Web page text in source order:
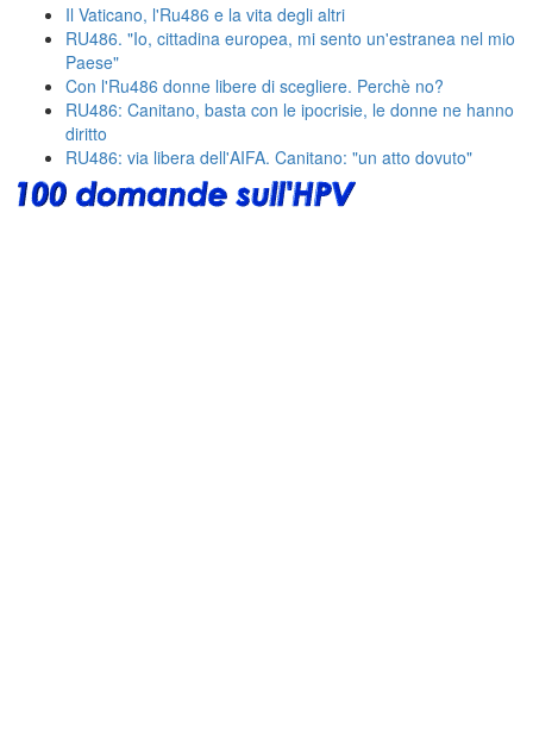
Il Vaticano, l'Ru486 e la vita degli altri
RU486. "Io, cittadina europea, mi sento un'estranea nel mio
Paese"
Con l'Ru486 donne libere di scegliere. Perchè no?
RU486: Canitano, basta con le ipocrisie, le donne ne hanno
diritto
RU486: via libera dell'AIFA. Canitano: "un atto dovuto"